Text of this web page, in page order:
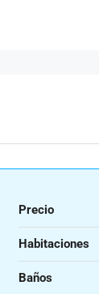
Precio
Habitaciones
Baños